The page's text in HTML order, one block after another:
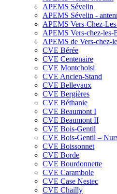
APEMS Sévelin
APEMS Sévelin -
APEMS Vers-Chez-
APEMS Vers-chez-les-
APEMS de Vers-chez-
CVE Bérée
CVE Centenaire
CVE Montchoisi
CVE Ancien-Stand
CVE Bellevaux
CVE Bergières
CVE Béthanie
CVE Beaumont I
CVE Beaumont II
CVE Bois-Gentil
CVE Bois-Gentil –
CVE Boissonnet
CVE Borde
CVE Bourdonnette
CVE Carambole
CVE Case Nestec
CVE Chailly